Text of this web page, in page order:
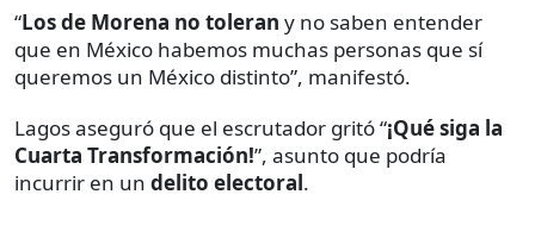
“Los de Morena no toleran y no saben entender
que en México habemos muchas personas que sí
queremos un México distinto”, manifestó.
Lagos aseguró que el escrutador gritó “¡Qué siga la
Cuarta Transformación!”, asunto que podría
incurrir en un delito electoral.